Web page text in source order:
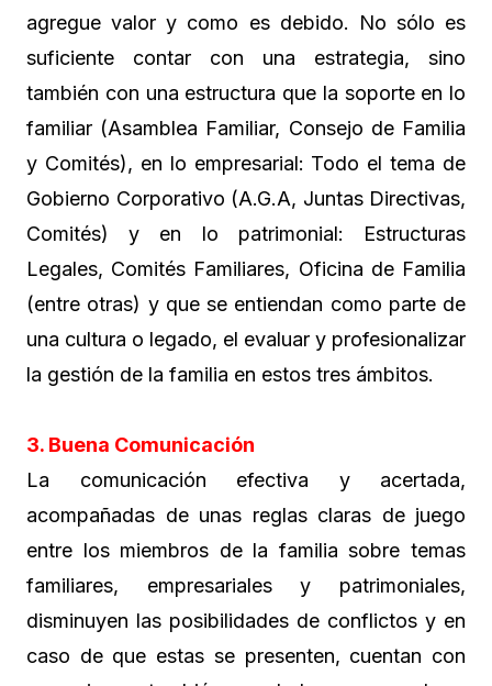
agregue valor y como es debido. No sólo es
suficiente contar con una estrategia, sino
también con una estructura que la soporte en lo
familiar (Asamblea Familiar, Consejo de Familia
y Comités), en lo empresarial: Todo el tema de
Gobierno Corporativo (A.G.A, Juntas Directivas,
Comités) y en lo patrimonial: Estructuras
Legales, Comités Familiares, Oficina de Familia
(entre otras) y que se entiendan como parte de
una cultura o legado, el evaluar y profesionalizar
la gestión de la familia en estos tres ámbitos.
3. Buena Comunicación
La comunicación efectiva y acertada,
acompañadas de unas reglas claras de juego
entre los miembros de la familia sobre temas
familiares, empresariales y patrimoniales,
disminuyen las posibilidades de conflictos y en
caso de que estas se presenten, cuentan con